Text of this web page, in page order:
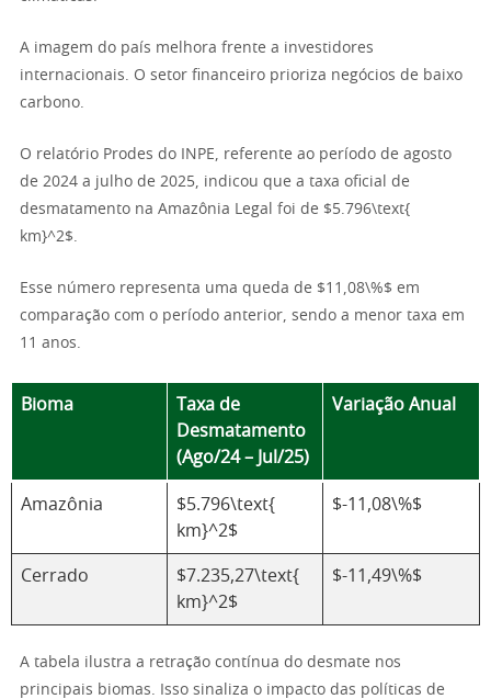
A imagem do país melhora frente a investidores
internacionais. O setor financeiro prioriza negócios de baixo
carbono.
O relatório Prodes do INPE, referente ao período de agosto
de 2024 a julho de 2025, indicou que a taxa oficial de
desmatamento na Amazônia Legal foi de $5.796\text{
km}^2$.
Esse número representa uma queda de $11,08\%$ em
comparação com o período anterior, sendo a menor taxa em
11 anos.
Bioma
Taxa de
Desmatamento
(Ago/24 – Jul/25)
Variação Anual
Amazônia
$5.796\text{
km}^2$
$-11,08\%$
Cerrado
$7.235,27\text{
km}^2$
$-11,49\%$
A tabela ilustra a retração contínua do desmate nos
principais biomas. Isso sinaliza o impacto das políticas de